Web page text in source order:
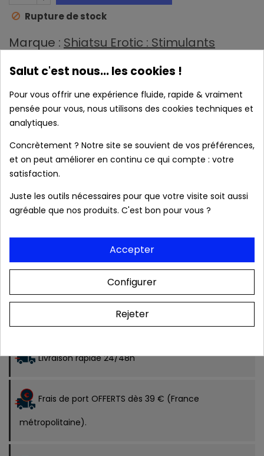
Rupture de stock
Marque : Shiatsu Erotic : Stimulants
J'accepte les conditions générales et la politique de
confidentialité
VALIDER VOTRE EMAIL
Caractéristiques :
Produits authentiques au meilleur prix
Livraison rapide 24/48h
Frais de port OFFERTS dès 39 € (France
métropolitaine).
Salut c'est nous... les cookies !
Pour vous offrir une expérience fluide, rapide & vraiment
pensée pour vous, nous utilisons des cookies techniques et
analytiques.
Concrètement ? Notre site se souvient de vos préférences,
et on peut améliorer en continu ce qui compte : votre
satisfaction.
Juste les outils nécessaires pour que votre visite soit aussi
agréable que nos produits. C'est bon pour vous ?
Accepter
Configurer
Rejeter